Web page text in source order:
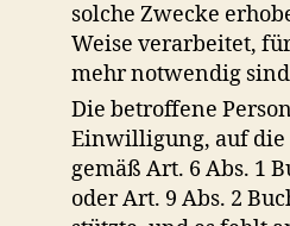
solche Zwecke
Weise verarbeitet,
mehr notwendig
Die betroffene
Einwilligung, auf die
gemäß Art. 6 Abs. 1
oder Art. 9 Abs. 2